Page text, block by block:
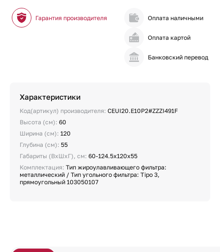
Гарантия производителя Оплата наличными
Оплата картой
Банковский перевод
Характеристики
Код(артикул) производителя: CEUI20.E10P2#ZZZI491F
Высота (см): 60
Ширина (см): 120
Глубина (см): 55
Габариты (ВхШхГ), см: 60-124.5х120х55
Комплектация: Тип жироулавливающего фильтра:
металлический / Тип угольного фильтра: Tipo 3,
прямоугольный 103050107